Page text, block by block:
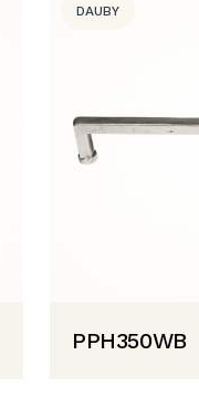
DAUBY
PPH350WB